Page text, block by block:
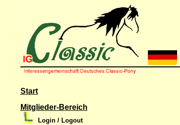
Start
Mitglieder-Bereich
Login / Logout